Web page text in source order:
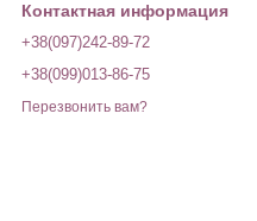
Контактная информация
+38(097)242-89-72
+38(099)013-86-75
Перезвонить вам?